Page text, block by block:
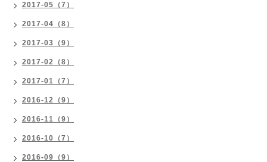
2017-05（7）
2017-04（8）
2017-03（9）
2017-02（8）
2017-01（7）
2016-12（9）
2016-11（9）
2016-10（7）
2016-09（9）